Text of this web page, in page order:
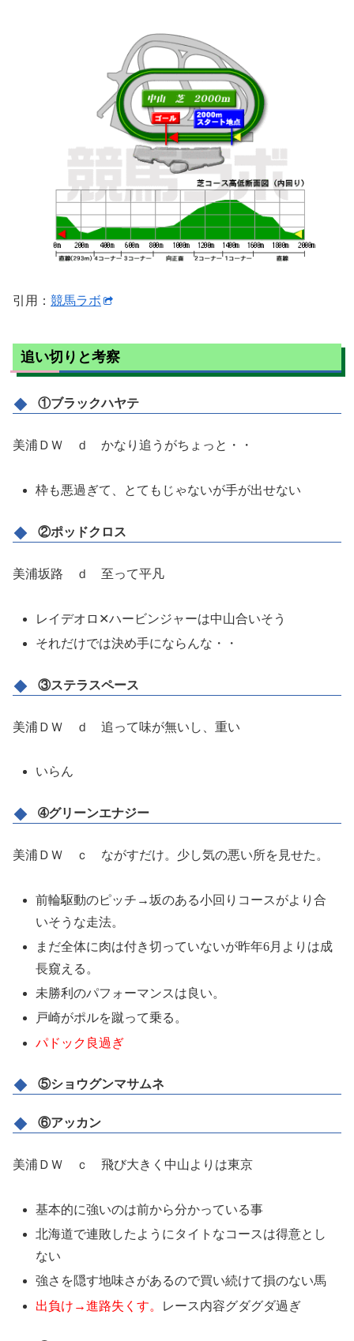
引用： 競馬ラボ
追い切りと考察
①ブラックハヤテ
美浦ＤＷ ｄ かなり追うがちょっと・・
枠も悪過ぎて、とてもじゃないが手が出せない
②ポッドクロス
美浦坂路 ｄ 至って平凡
レイデオロ✕ハービンジャーは中山合いそう
それだけでは決め手にならんな・・
③ステラスペース
美浦ＤＷ ｄ 追って味が無いし、重い
いらん
➃グリーンエナジー
美浦ＤＷ ｃ ながすだけ。少し気の悪い所を見せた。
前輪駆動のピッチ→坂のある小回りコースがより合
いそうな走法。
まだ全体に肉は付き切っていないが昨年6月よりは成
長窺える。
未勝利のパフォーマンスは良い。
戸崎がポルを蹴って乗る。
パドック良過ぎ
⑤ショウグンマサムネ
⑥アッカン
美浦ＤＷ ｃ 飛び大きく中山よりは東京
基本的に強いのは前から分かっている事
北海道で連敗したようにタイトなコースは得意とし
ない
強さを隠す地味さがあるので買い続けて損のない馬
出負け→進路失くす。
レース内容グダグダ過ぎ